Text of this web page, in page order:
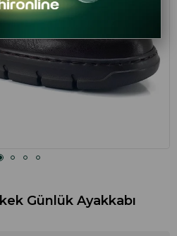
Günlük Ayakkabı